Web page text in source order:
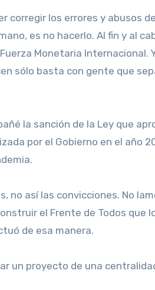
corregir los errores y abusos
es no hacerlo. Al fin y al
Monetaria Internacional.
sólo basta con gente que
la sanción de la Ley que
por el Gobierno en el año
no así las convicciones. No
el Frente de Todos que
de esa manera.
un proyecto de una